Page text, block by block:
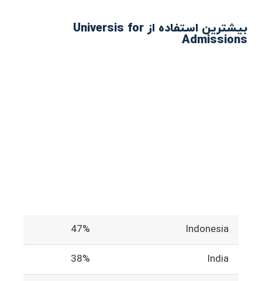
بیشترین استفاده از Universis for
Admissions
Indonesia
47%
India
38%